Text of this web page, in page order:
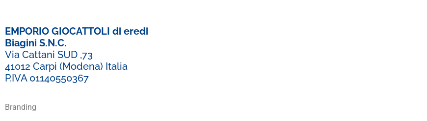
EMPORIO GIOCATTOLI di eredi
Biagini S.N.C.
Via Cattani SUD ,73
41012 Carpi (Modena) Italia
P.IVA 01140550367
Branding